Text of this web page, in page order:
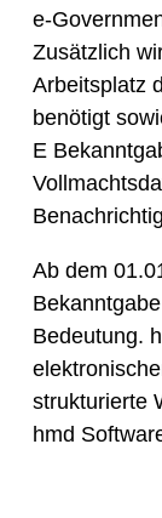
e-
Zusätzlich
Arbeitsplatz
benötigt
E
Ab dem
Bedeutung.
strukturierte
hmd